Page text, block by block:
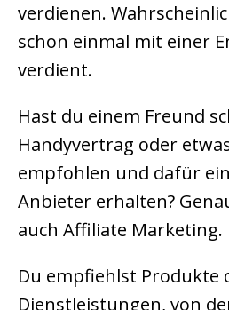
verdienen.
schon einmal mit einer
verdient.
Hast du einem Freund
Handyvertrag oder
empfohlen und dafür
Anbieter erhalten?
auch Affiliate Marketing.
Du empfiehlst Produkte
Dienstleistungen, von